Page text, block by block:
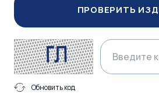
ПРОВЕРИТЬ
Обновить код